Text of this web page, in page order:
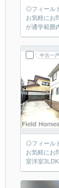
◎フィール
お気軽にお問い合わせください。 〇新規内装リフォ
が通学範囲
中古一
◎フィール
お気軽にお問い合わせください。 〇小田急江ノ島線